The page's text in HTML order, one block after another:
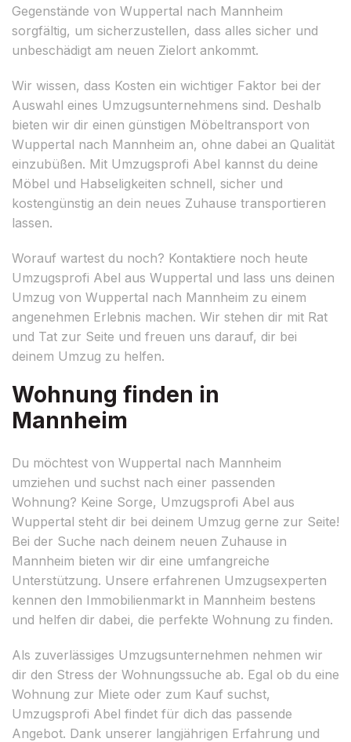
Gegenstände von Wuppertal nach Mannheim
sorgfältig, um sicherzustellen, dass alles sicher und
unbeschädigt am neuen Zielort ankommt.
Wir wissen, dass Kosten ein wichtiger Faktor bei der
Auswahl eines Umzugsunternehmens sind. Deshalb
bieten wir dir einen günstigen Möbeltransport von
Wuppertal nach Mannheim an, ohne dabei an Qualität
einzubüßen. Mit Umzugsprofi Abel kannst du deine
Möbel und Habseligkeiten schnell, sicher und
kostengünstig an dein neues Zuhause transportieren
lassen.
Worauf wartest du noch? Kontaktiere noch heute
Umzugsprofi Abel aus Wuppertal und lass uns deinen
Umzug von Wuppertal nach Mannheim zu einem
angenehmen Erlebnis machen. Wir stehen dir mit Rat
und Tat zur Seite und freuen uns darauf, dir bei
deinem Umzug zu helfen.
Wohnung finden in
Mannheim
Du möchtest von Wuppertal nach Mannheim
umziehen und suchst nach einer passenden
Wohnung? Keine Sorge, Umzugsprofi Abel aus
Wuppertal steht dir bei deinem Umzug gerne zur Seite!
Bei der Suche nach deinem neuen Zuhause in
Mannheim bieten wir dir eine umfangreiche
Unterstützung. Unsere erfahrenen Umzugsexperten
kennen den Immobilienmarkt in Mannheim bestens
und helfen dir dabei, die perfekte Wohnung zu finden.
Als zuverlässiges Umzugsunternehmen nehmen wir
dir den Stress der Wohnungssuche ab. Egal ob du eine
Wohnung zur Miete oder zum Kauf suchst,
Umzugsprofi Abel findet für dich das passende
Angebot. Dank unserer langjährigen Erfahrung und